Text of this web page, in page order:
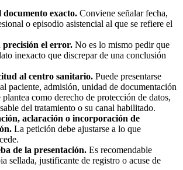
exacto. Conviene señalar fecha,
o episodio asistencial al que se refiere el
precisión el error. No es lo mismo pedir que
inexacto que discrepar de una conclusión
al centro sanitario. Puede presentarse
paciente, admisión, unidad de documentación
como derecho de protección de datos,
del tratamiento o su canal habilitado.
aclaración o incorporación de
La petición debe ajustarse a lo que
de la presentación. Es recomendable
sellada, justificante de registro o acuse de